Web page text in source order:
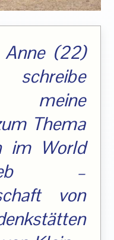
(22)
meine
Thema
im World
–
von